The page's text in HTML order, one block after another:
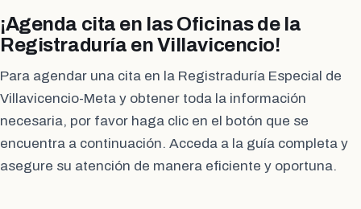
¡Agenda cita en las Oficinas de la
Registraduría en Villavicencio!
Para agendar una cita en la Registraduría Especial de
Villavicencio-Meta y obtener toda la información
necesaria, por favor haga clic en el botón que se
encuentra a continuación. Acceda a la guía completa y
asegure su atención de manera eficiente y oportuna.